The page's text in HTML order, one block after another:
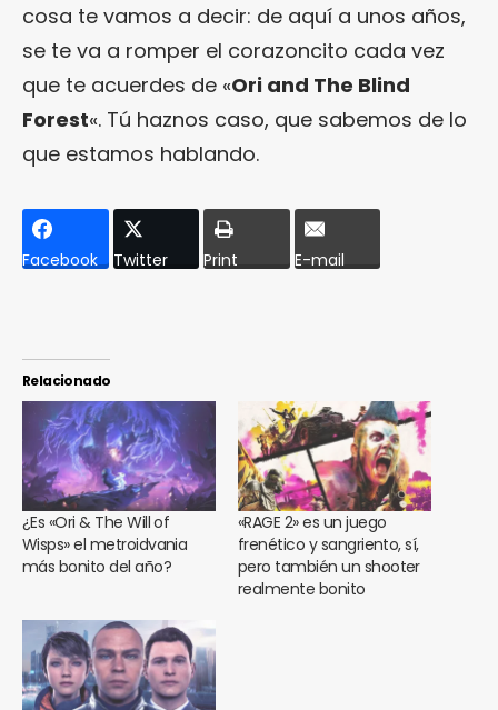
cosa te vamos a decir: de aquí a unos años,
se te va a romper el corazoncito cada vez
que te acuerdes de «Ori and The Blind
Forest«. Tú haznos caso, que sabemos de lo
que estamos hablando.
Facebook Twitter Print E-mail
Relacionado
¿Es «Ori & The Will of
Wisps» el metroidvania
más bonito del año?
«RAGE 2» es un juego
frenético y sangriento, sí,
pero también un shooter
realmente bonito